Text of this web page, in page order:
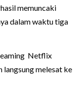
memuncaki
dalam waktu tiga
Netflix
langsung melesat ke